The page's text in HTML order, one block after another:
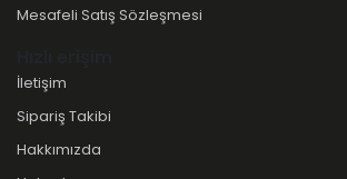
Mesafeli Satış Sözleşmesi
İletişim
Sipariş Takibi
Hakkımızda